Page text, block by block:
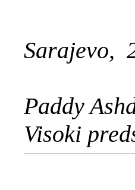
Sarajevo,
Paddy
Visoki